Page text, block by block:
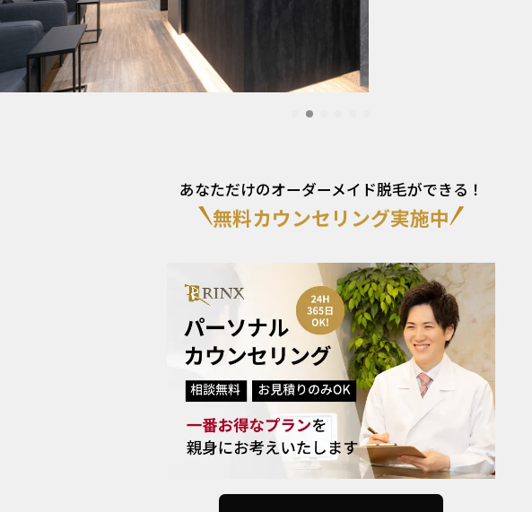
あなただけのオーダーメイド脱毛ができる！
無料カウンセリング実施中